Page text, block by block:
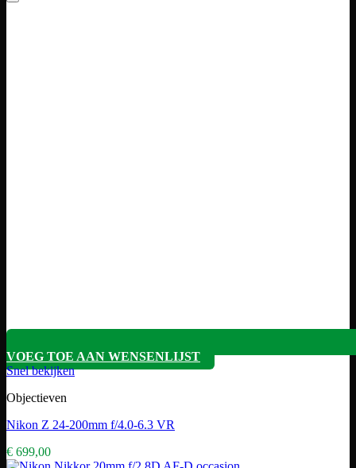
VOEG TOE AAN WENSENLIJST
Snel bekijken
Objectieven
Nikon Z 24-200mm f/4.0-6.3 VR
€ 699,00